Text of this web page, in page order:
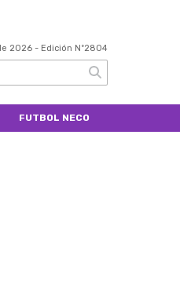
2026 - Edición Nº2804
FUTBOL NECO